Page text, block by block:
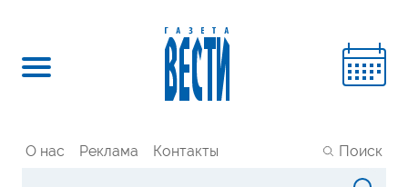
О нас Реклама Контакты Поиск